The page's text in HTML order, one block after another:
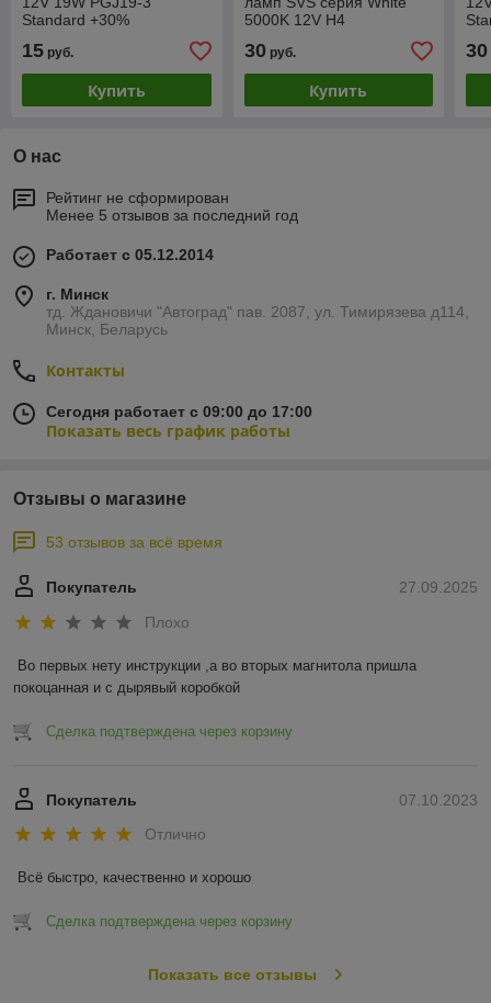
Standard +30%
15 руб.
Купить
5000K 12V H4
30руб.
Купить
30
О нас
Рейтинг не сформирован
Менее 5 отзывов за последний год
Работает с 05.12.2014
г. Минск
тд. Ждановичи "Автоград" пав. 2087, ул. Тимирязева д114,
Минск, Беларусь
Контакты
Сегодня работает с 09:00 до 17:00
Показать весь график работы
Отзывы о магазине
53 отзывов за всё время
27.09.2025
Покупатель
Плохо
Во первых нету инструкции ,а во вторых магнитола пришла
покоцанная и с дырявый коробкой
Сделка подтверждена через корзину
07.10.2023
Покупатель
Отлично
Всё быстро, качественно и хорошо
Сделка подтверждена через корзину
Показать все отзывы